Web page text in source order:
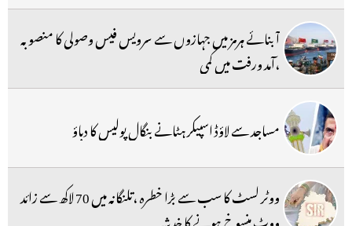
آبنائے ہرمز میں جہازوں سے سرویس فیس وصولی کا منصوبہ
،آمد ورفت میں کمی
مساجد سے لاؤڈ اسپیکر ہٹانے بنگال پولیس کا دباؤ
ووٹر لسٹ کا سب سے بڑا خطرہ ،تلنگانہ میں 70 لاکھ سے زائد